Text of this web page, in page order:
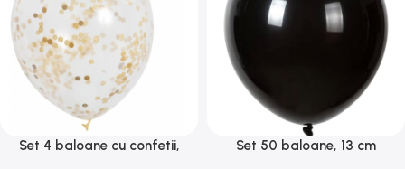
Set 4 baloane cu confetii,
Set 50 baloane, 13 cm